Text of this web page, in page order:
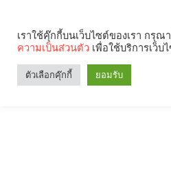
เราใช้คุ๊กกี้บนเว็บไซต์ของเรา กรุ
ความเป็นส่วนตัว เพื่อใช้บริการเว็บ
ตัวเลือกคุ๊กกี้ ยอมรับ